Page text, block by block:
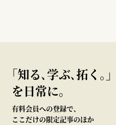
｢知る､学ぶ､拓く｡｣
を日常に。
有料会員への登録で、
ここだけの限定記事のほか